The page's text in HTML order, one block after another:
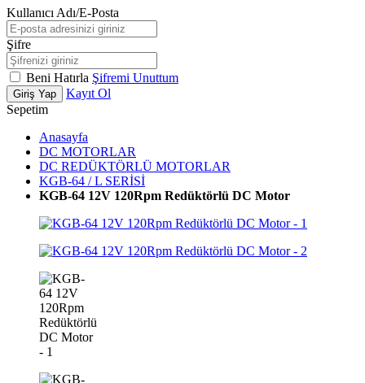
Kullanıcı Adı/E-Posta
Şifre
Beni Hatırla Şifremi Unuttum
Giriş Yap
Kayıt Ol
Sepetim
Anasayfa
DC MOTORLAR
DC REDÜKTÖRLÜ MOTORLAR
KGB-64 / L SERİSİ
KGB-64 12V 120Rpm Redüktörlü DC Motor